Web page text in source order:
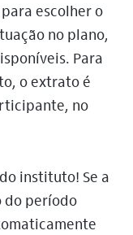
escolher o
no plano,
Para
o extrato é
no
instituto! Se a
do período